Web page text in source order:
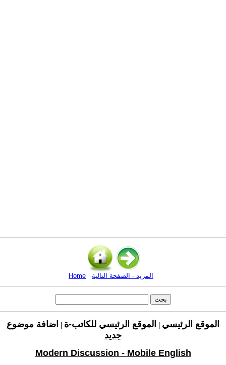
Home المزيد - الصفحة التالية
الموقع الرئيسي الموقع الرئيسي للكاتب-ة
اضافة موضوع
جديد
Modern Discussion - Mobile English